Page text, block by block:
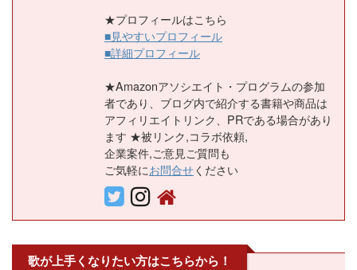
★プロフィールはこちら
■見やすいプロフィール
■詳細プロフィール
★Amazonアソシエイト・プログラムの参加
者であり、ブログ内で紹介する書籍や商品は
アフィリエイトリンク、PRである場合があり
ます ★被リンク,コラボ依頼,
企業案件,ご意見ご質問も
ご気軽にお問合せください
歌が上手くなりたい方はこちらから！